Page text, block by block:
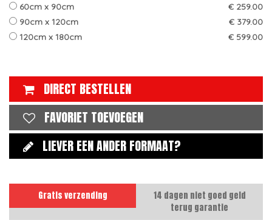
60cm x 90cm
€ 259.00
90cm x 120cm
€ 379.00
120cm x 180cm
€ 599.00
DIRECT BESTELLEN
FAVORIET TOEVOEGEN
LIEVER EEN ANDER FORMAAT?
Gratis verzending
14 dagen niet goed geld
terug garantie